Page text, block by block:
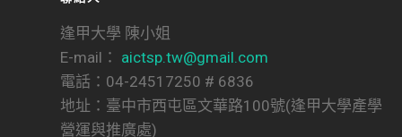
逢甲大學 陳小姐
E-mail： aictsp.tw@gmail.com
電話：04-24517250 # 6836
地址：臺中市西屯區文華路100號(逢甲大學產學
營運與推廣處)